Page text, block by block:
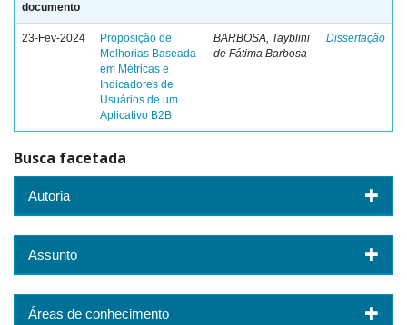
documento
23-Fev-2024
Proposição de
Melhorias Baseada
em Métricas e
Indicadores de
Usuários de um
Aplicativo B2B
BARBOSA, Tayblini
de Fátima Barbosa
Dissertação
Busca facetada
Autoria
Assunto
Áreas de conhecimento